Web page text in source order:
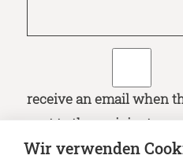
receive an email when
sent to the recipient
Wir verwenden